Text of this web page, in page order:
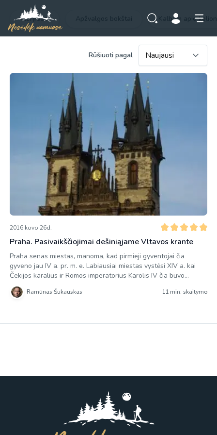
Visi įrašai Kalbam apie
Rūšiuoti pagal
2016 kovo 26d.
Praha. Pasivaikščiojimai dešiniąjame Vltavos krante
Praha senas miestas, manoma, kad pirmieji gyventojai čia
gyveno jau IV a. pr. m. e. Labiausiai miestas vystėsi XIV a. kai
Čekijos karalius ir Romos imperatorius Karolis IV čia buvo
perkėlęs savo rezidenciją. XVI a. Praha buvo vienas svarbiausių
Europos politinių ir kultūrinių centrų, o pagal dydį jis lenkė net
Ramūnas Šukauskas 11 min. skaitymo